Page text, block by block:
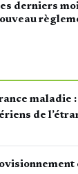
derniers
maladie :
de